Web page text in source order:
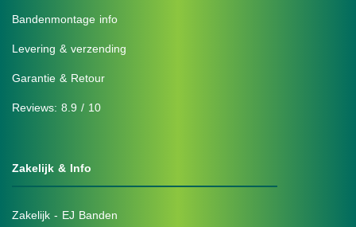
Bandenmontage info
Levering & verzending
Garantie & Retour
Reviews: 8.9 / 10
Zakelijk & Info
Zakelijk - EJ Banden